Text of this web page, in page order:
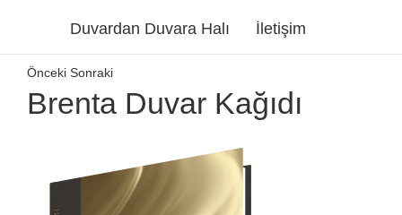
Duvardan Duvara Halı İletişim
Önceki Sonraki
Brenta Duvar Kağıdı